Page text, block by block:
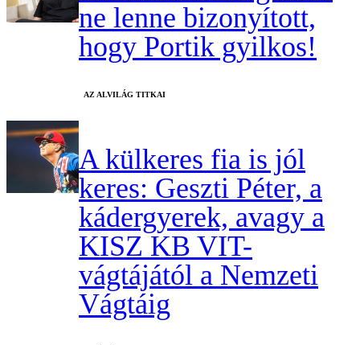
ne lenne bizonyított,
hogy Portik gyilkos!
AZ ALVILÁG TITKAI
A külkeres fia is jól
keres: Geszti Péter, a
kádergyerek, avagy a
KISZ KB VIT-
vágtájától a Nemzeti
Vágtáig